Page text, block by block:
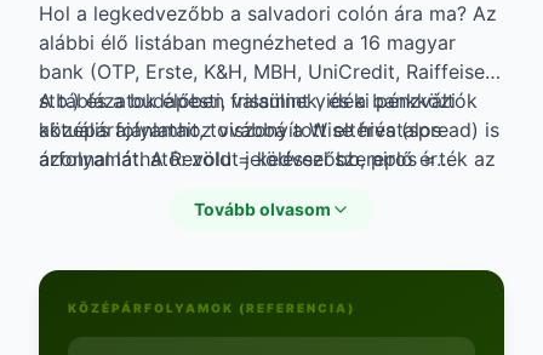
Hol a legkedvezőbb a salvadori colón ára ma? Az
alábbi élő listában megnézheted a 16 magyar
bank (OTP, Erste, K&H, MBH, UniCredit, Raiffeisen
stb.) és a budapesti, valamint vidéki pénzváltók
aktuális ajánlatait, továbbá a Wise hivatalos
árfolyamát. A Revolut jelöléssel szereplő érték az
nem a szolgáltató saját jegyzése — az
salvadori colón eladási árfolyam és a salvadori
colón vételi árfolyam jelentősen eltérhet attól
függően, hogy valuta (készpénz) vagy deviza
A táblázatok élőben frissülnek, és a bankközi
középárfolyamhoz viszonyított eltérés (spread) is
azonnal látható: zöld = kedvezőbb, piros =
Tovább olvasom
KÖZÉPÁRFOLYAMOK (REFERENCIA)